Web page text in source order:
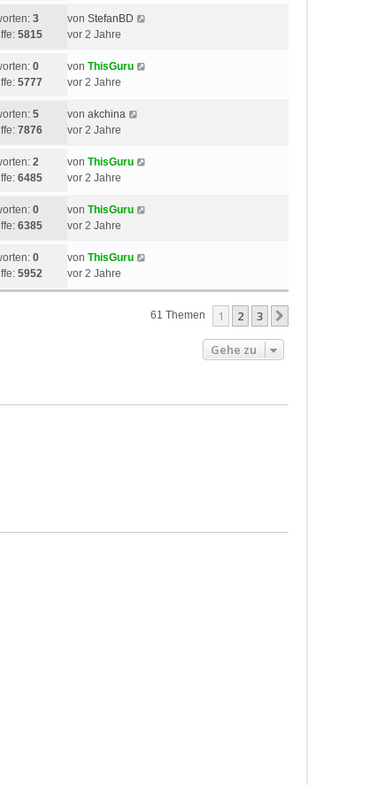
3
5815
von StefanBD
vor 2 Jahre
0
5777
von ThisGuru
vor 2 Jahre
5
7876
von akchina
vor 2 Jahre
2
6485
von ThisGuru
vor 2 Jahre
0
6385
von ThisGuru
vor 2 Jahre
0
5952
von ThisGuru
vor 2 Jahre
61 Themen 1 2 3
Gehe zu